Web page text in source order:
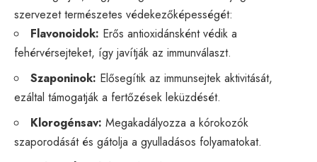
szervezet természetes védekezőképességét:
Flavonoidok: Erős antioxidánsként védik a
fehérvérsejteket, így javítják az immunválaszt.
Szaponinok: Elősegítik az immunsejtek aktivitását,
ezáltal támogatják a fertőzések leküzdését.
Klorogénsav: Megakadályozza a kórokozók
szaporodását és gátolja a gyulladásos folyamatokat.